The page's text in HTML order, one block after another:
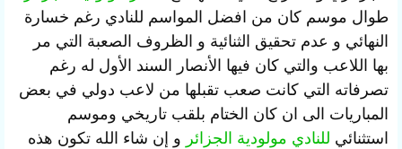
طوال موسم كان من افضل المواسم للنادي رغم خسارة
النهائي و عدم تحقيق الثنائية و الظروف الصعبة التي مر
بها اللاعب والتي كان فيها الأنصار السند الأول له رغم
تصرفاته التي كانت صعب تقبلها من لاعب دولي في بعض
المباريات الى ان كان الختام بلقب تاريخي وموسم
استثنائي للنادي مولودية الجزائر و إن شاء الله تكون هذه